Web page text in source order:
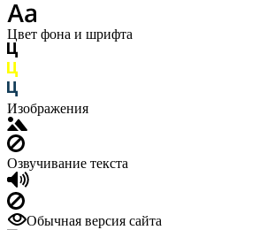
Цвет фона и шрифта
Изображения
Озвучивание текста
Обычная версия сайта